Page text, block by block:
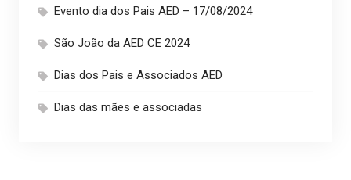
Evento dia dos Pais AED – 17/08/2024
São João da AED CE 2024
Dias dos Pais e Associados AED
Dias das mães e associadas